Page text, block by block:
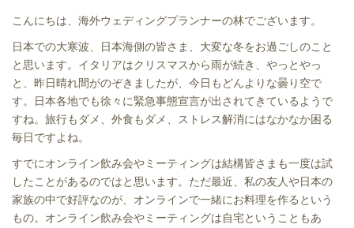
こんにちは、海外ウェディングプランナーの林でございます。
日本での大寒波、日本海側の皆さま、大変な冬をお過ごしのこと
と思います。イタリアはクリスマスから雨が続き、やっとやっ
と、昨日晴れ間がのぞきましたが、今日もどんよりな曇り空で
す。日本各地でも徐々に緊急事態宣言が出されてきているようで
すね。旅行もダメ、外食もダメ、ストレス解消にはなかなか困る
毎日ですよね。
すでにオンライン飲み会やミーティングは結構皆さまも一度は試
したことがあるのではと思います。ただ最近、私の友人や日本の
家族の中で好評なのが、オンラインで一緒にお料理を作るという
もの。オンライン飲み会やミーティングは自宅ということもあ